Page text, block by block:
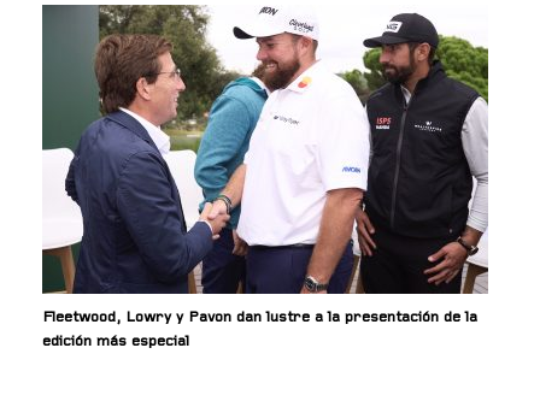
Fleetwood, Lowry y Pavon dan lustre a la presentación de la
edición más especial